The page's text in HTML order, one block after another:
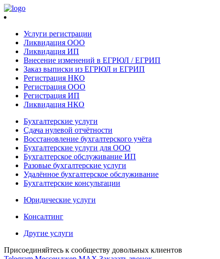
Услуги регистрации
Ликвидация ООО
Ликвидация ИП
Внесение изменений в ЕГРЮЛ / ЕГРИП
Заказ выписки из ЕГРЮЛ и ЕГРИП
Регистрация НКО
Регистрация ООО
Регистрация ИП
Ликвидация НКО
Бухгалтерские услуги
Сдача нулевой отчётности
Восстановление бухгалтерского учёта
Бухгалтерские услуги для ООО
Бухгалтерское обслуживание ИП
Разовые бухгалтерские услуги
Удалённое бухгалтерское обслуживание
Бухгалтерские консультации
Юридические услуги
Консалтинг
Другие услуги
Присоединяйтесь к сообществу довольных клиентов